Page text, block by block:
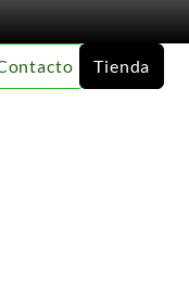
Tienda